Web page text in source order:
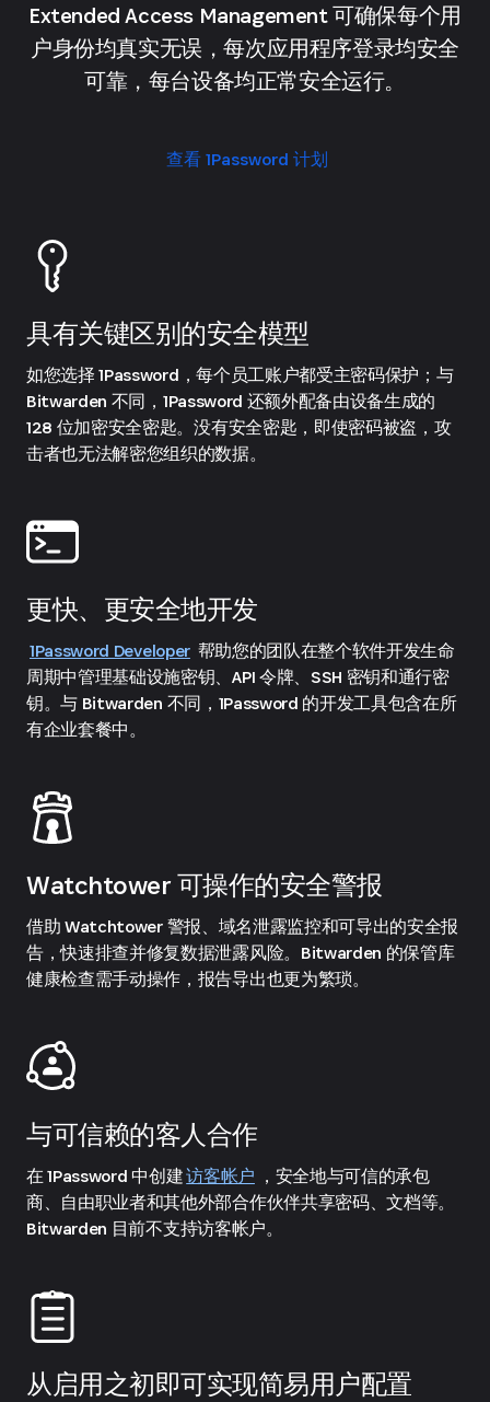
Extended Access Management 可确保每个用
户身份均真实无误，每次应用程序登录均安全
可靠，每台设备均正常安全运行。
查看 1Password 计划
具有关键区别的安全模型
如您选择 1Password，每个员工账户都受主密码保护；与
Bitwarden 不同，1Password 还额外配备由设备生成的
128 位加密安全密匙。没有安全密匙，即使密码被盗，攻
击者也无法解密您组织的数据。
更快、更安全地开发
1Password Developer 帮助您的团队在整个软件开发生命
周期中管理基础设施密钥、API 令牌、SSH 密钥和通行密
钥。与 Bitwarden 不同，1Password 的开发工具包含在所
有企业套餐中。
Watchtower 可操作的安全警报
借助 Watchtower 警报、域名泄露监控和可导出的安全报
告，快速排查并修复数据泄露风险。Bitwarden 的保管库
健康检查需手动操作，报告导出也更为繁琐。
与可信赖的客人合作
在 1Password 中创建访客帐户 ，安全地与可信的承包
商、自由职业者和其他外部合作伙伴共享密码、文档等。
Bitwarden 目前不支持访客帐户。
从启用之初即可实现简易用户配置